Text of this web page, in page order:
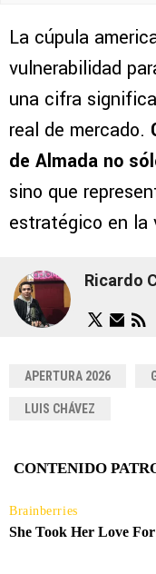
La cúpula
vulnerabilidad
una cifra
real de mercado.
de Almada no
sino que
estratégico en la
Ricardo
APERTURA 2026
LUIS CHÁVEZ